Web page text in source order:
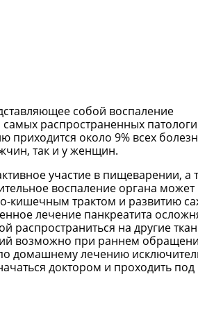
собой воспаление
распространенных
приходится около 9% всех
так и у женщин.
участие в пищеварении, а
воспаление органа может
кишечным трактом и развитию
лечение панкреатита
распространиться на другие
возможно при раннем
домашнему лечению
доктором и проходить под